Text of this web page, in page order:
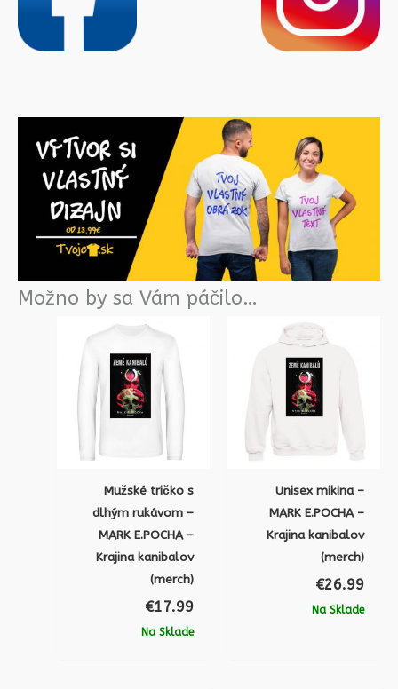
Možno by sa Vám páčilo…
Mužské tričko s
dlhým rukávom –
MARK E.POCHA –
Krajina kanibalov
(merch)
€17.99
Na Sklade
Unisex mikina –
MARK E.POCHA –
Krajina kanibalov
(merch)
€26.99
Na Sklade